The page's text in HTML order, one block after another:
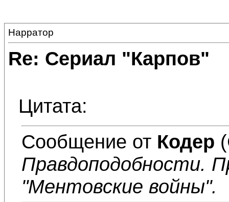
Нарратор
Re: Сериал "Карпов"
Цитата:
Сообщение от Кодер
Правдоподобности.
"Ментовские войны".